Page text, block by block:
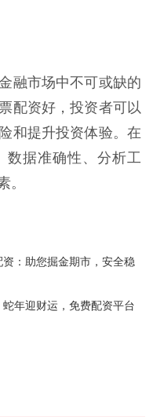
融市场中不可或缺的
配资好，投资者可以
和提升投资体验。在
数据准确性、分析工
。
：助您掘金期市，安全稳
年迎财运，免费配资平台